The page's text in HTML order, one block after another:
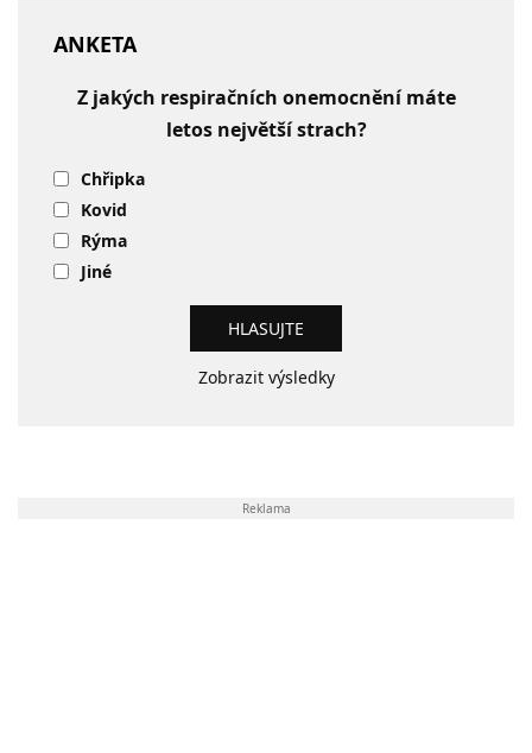
ANKETA
Z jakých respiračních onemocnění máte
letos největší strach?
Chřipka
Kovid
Rýma
Jiné
Zobrazit výsledky
Reklama